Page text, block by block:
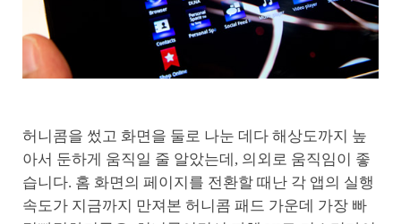
허니콤을 썼고 화면을 둘로 나눈 데다 해상도까지 높
아서 둔하게 움직일 줄 알았는데, 의외로 움직임이 좋
습니다. 홈 화면의 페이지를 전환할 때난 각 앱의 실행
속도가 지금까지 만져본 허니콤 패드 가운데 가장 빠